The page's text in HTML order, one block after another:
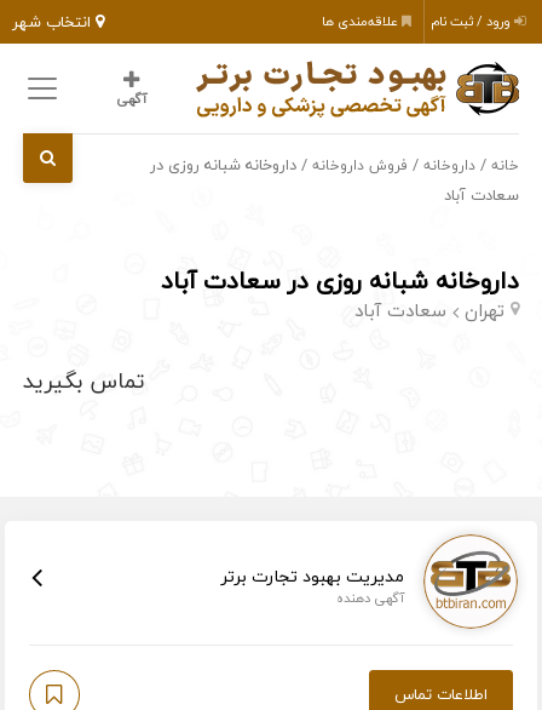
انتخاب شهر ورود / ثبت نام علاقه‌مندی ها
آگهی
خانه /داروخانه / فروش داروخانه / داروخانه شبانه روزی در
سعادت آباد
داروخانه شبانه روزی در سعادت آباد
تهران سعادت آباد
تماس بگیرید
مدیریت بهبود تجارت برتر
آگهی دهنده
اطلاعات تماس